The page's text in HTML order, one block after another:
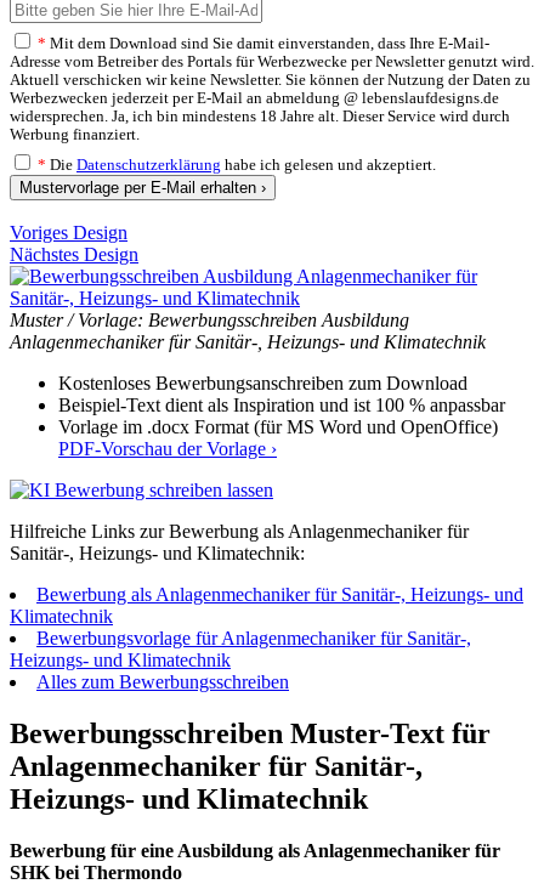
* Mit dem Download sind Sie damit einverstanden, dass Ihre E-Mail-
Adresse vom Betreiber des Portals für Werbezwecke per Newsletter genutzt wird.
Aktuell verschicken wir keine Newsletter. Sie können der Nutzung der Daten zu
Werbezwecken jederzeit per E-Mail an abmeldung @ lebenslaufdesigns.de
widersprechen. Ja, ich bin mindestens 18 Jahre alt. Dieser Service wird durch
Werbung finanziert.
* Die Datenschutzerklärung habe ich gelesen und akzeptiert.
Mustervorlage per E-Mail erhalten ›
Voriges Design
Nächstes Design
Muster / Vorlage: Bewerbungsschreiben Ausbildung
Anlagenmechaniker für Sanitär-, Heizungs- und Klimatechnik
Kostenloses Bewerbungsanschreiben zum Download
Beispiel-Text dient als Inspiration und ist 100 % anpassbar
Vorlage im .docx Format (für MS Word und OpenOffice)
PDF-Vorschau der Vorlage ›
Hilfreiche Links zur Bewerbung als Anlagenmechaniker für
Sanitär-, Heizungs- und Klimatechnik:
Bewerbung als Anlagenmechaniker für Sanitär-, Heizungs- und
Klimatechnik
Bewerbungsvorlage für Anlagenmechaniker für Sanitär-,
Heizungs- und Klimatechnik
Alles zum Bewerbungsschreiben
Bewerbungsschreiben Muster-Text für
Anlagenmechaniker für Sanitär-,
Heizungs- und Klimatechnik
Bewerbung für eine Ausbildung als Anlagenmechaniker für
SHK bei Thermondo